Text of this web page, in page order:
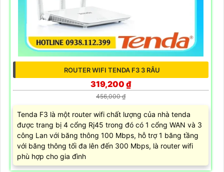
ROUTER WIFI TENDA F3 3 RÂU
319,200 ₫
456,000 ₫
Tenda F3 là một router wifi chất lượng của nhà tenda
được trang bị 4 cổng Rj45 trong đó có 1 cổng WAN và 3
công Lan với băng thông 100 Mbps, hỗ trợ 1 băng tầng
với băng thông tối đa lên đến 300 Mbps, là router wifi
phù hợp cho gia đình